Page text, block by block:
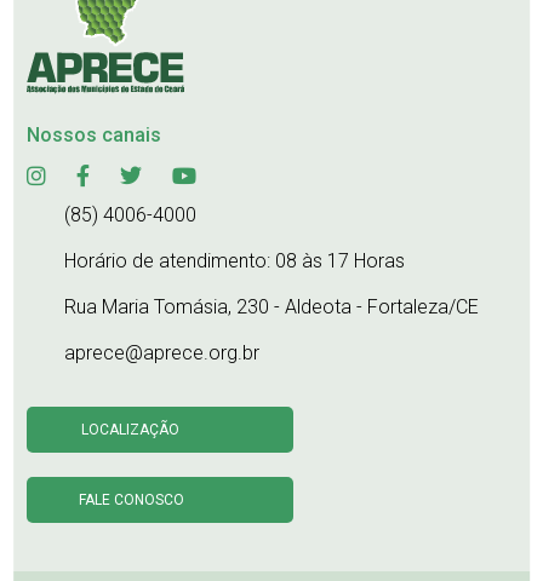
Nossos canais
(85) 4006-4000
Horário de atendimento: 08 às 17 Horas
Rua Maria Tomásia, 230 - Aldeota - Fortaleza/CE
aprece@aprece.org.br
LOCALIZAÇÃO
FALE CONOSCO